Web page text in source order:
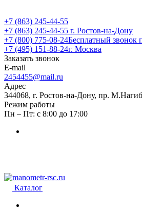
+7 (863) 245-44-55
+7 (863) 245-44-55 г. Ростов-на-Дону
+7 (800) 775-08-24Бесплатный звонок
+7 (495) 151-88-24г. Москва
Заказать звонок
E-mail
2454455@mail.ru
Адрес
344068, г. Ростов-на-Дону, пр.
Режим работы
Пн – Пт: с 8:00 до 17:00
Каталог